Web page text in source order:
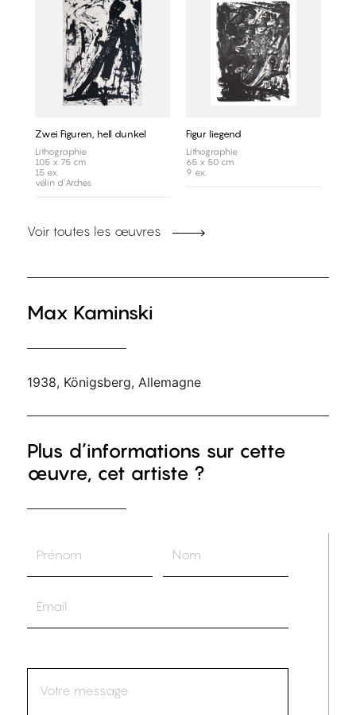
Zwei Figuren, hell dunkel
Lithographie
105 x 75 cm
15 ex.
vélin d'Arches
Figur liegend
Lithographie
65 x 50 cm
9 ex.
Voir toutes les œuvres
Max Kaminski
1938, Königsberg, Allemagne
Plus d’informations sur cette
œuvre, cet artiste ?